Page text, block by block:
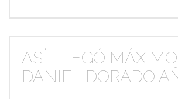
ASÍ LLEGÓ MÁXIMO
DANIEL DORADO